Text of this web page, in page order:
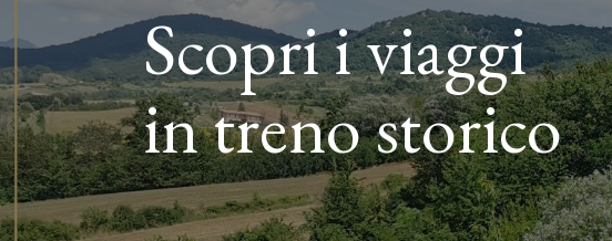
Scopri i viaggi
in treno storico